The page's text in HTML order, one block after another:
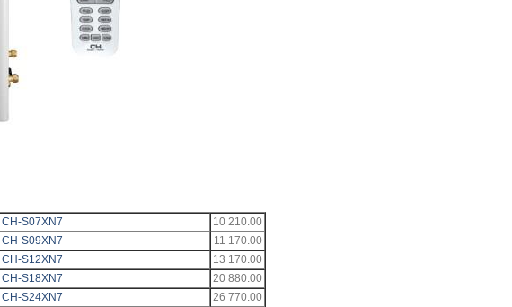
S07XN7
10 210.00
S09XN7
11 170.00
S12XN7
13 170.00
S18XN7
20 880.00
S24XN7
26 770.00